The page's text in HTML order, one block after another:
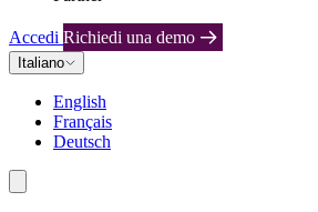
Accedi Richiedi una demo
Italiano
English
Français
Deutsch